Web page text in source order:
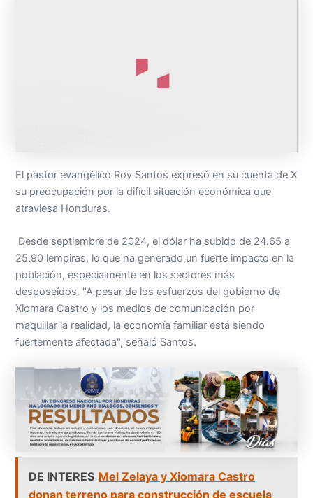
El pastor evangélico Roy Santos expresó en su cuenta de X
su preocupación por la difícil situación económica que
atraviesa Honduras.
Desde septiembre de 2024, el dólar ha subido de 24.65 a
25.90 lempiras, lo que ha generado un fuerte impacto en la
población, especialmente en los sectores más
desposeídos. "A pesar de los esfuerzos del gobierno de
Xiomara Castro y los medios de comunicación por
maquillar la realidad, la economía familiar está siendo
fuertemente afectada", señaló Santos.
DE INTERES Mel Zelaya y Xiomara Castro
donan terreno para construcción de escuela